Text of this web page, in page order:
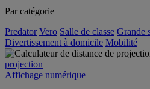
Par catégorie
Predator Vero Salle de classe Grande
Divertissement à domicile Mobilité
projection
Affichage numérique